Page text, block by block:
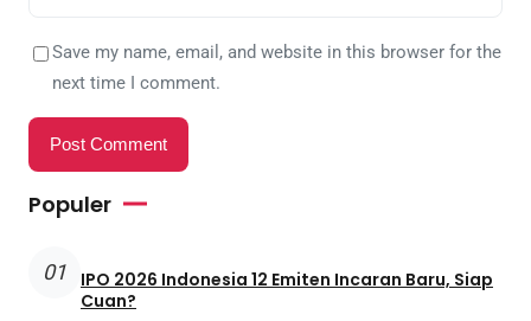
Save my name, email, and website in this browser for the
next time I comment.
Populer
01
IPO 2026 Indonesia 12 Emiten Incaran Baru, Siap
Cuan?